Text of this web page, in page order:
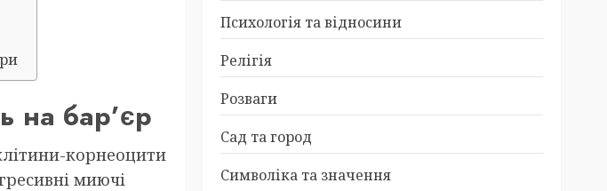
на бар’єр
корнеоцити
миючі
Психологія та відносини
Релігія
Розваги
Сад та город
Символіка та значення